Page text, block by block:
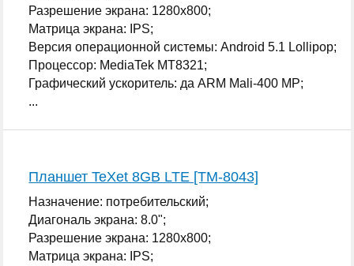
Разрешение экрана: 1280x800;
Матрица экрана: IPS;
Версия операционной системы: Android 5.1 Lollipop;
Процессор: MediaTek MT8321;
Графический ускоритель: да ARM Mali-400 MP;
...
Планшет TeXet 8GB LTE [TM-8043]
Назначение: потребительский;
Диагональ экрана: 8.0";
Разрешение экрана: 1280x800;
Матрица экрана: IPS;